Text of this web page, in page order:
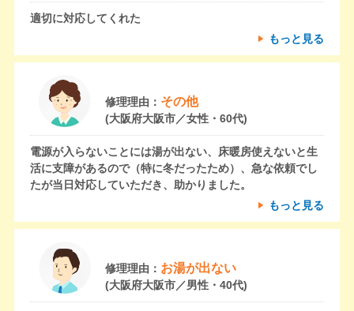
適切に対応してくれた
もっと見る
修理理由： その他
(大阪府大阪市／女性・60代)
電源が入らないことには湯が出ない、床暖房使えないと生
活に支障があるので（特に冬だったため）、急な依頼でし
たが当日対応していただき、助かりました。
もっと見る
修理理由： お湯が出ない
(大阪府大阪市／男性・40代)